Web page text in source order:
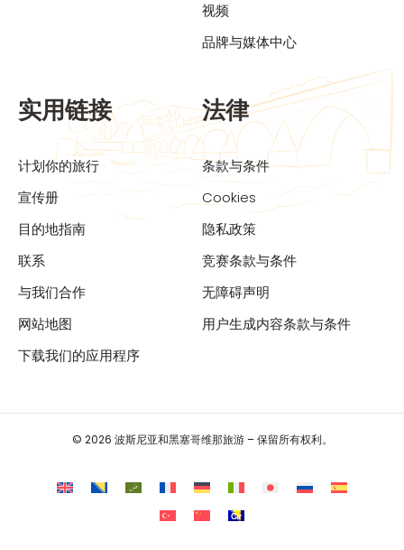
视频
品牌与媒体中心
实用链接
计划你的旅行
宣传册
目的地指南
联系
与我们合作
网站地图
下载我们的应用程序
法律
条款与条件
Cookies
隐私政策
竞赛条款与条件
无障碍声明
用户生成内容条款与条件
© 2026 波斯尼亚和黑塞哥维那旅游 – 保留所有权利。